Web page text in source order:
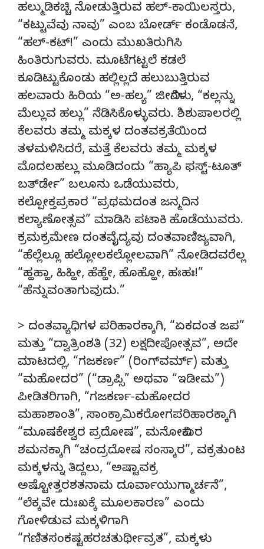
ಹಲ್ಮುಡಿಕಚ್ಚಿ ನೋಡುತ್ತಿರುವ ಹಲ್-ಕಾಯಿಲಸ್ತರು,
“ಕಟ್ಟುವೆವು ನಾವು” ಎಂಬ ಬೋರ್ಡ್ ಕಂಡೊಡನೆ,
“ಹಲ್-ಕಟ್!” ಎಂದು ಮುಖತಿರುಗಿಸಿ
ಹಿಂತಿರುಗುವರು. ಮೂಟೆಗಟ್ಟಲೆ ಕಡಲೆ
ಕೂಡಿಟ್ಟುಕೊಂಡು ಹಲ್ಲಿಲ್ಲದೆ ಹಲುಬುತ್ತಿರುವ
ಹಲವಾರು ಹಿರಿಯ “ಅ-ಹಲ್ಯ” ಜೀವಿಗಳು, “ಕಲ್ಲನ್ನು
ಮೆಲ್ಲುವ ಹಲ್ಲು” ನೆಡಿಸಿಕೊಳ್ಳುವರು. ಶಿಶುಪಾಲರಲ್ಲಿ
ಕೆಲವರು ತಮ್ಮ ಮಕ್ಕಳ ದಂತವಕ್ರತೆಯಿಂದ
ತಳಮಳಿಸಿದರೆ, ಮತ್ತೆ ಕೆಲವರು ತಮ್ಮ ಮಕ್ಕಳ
ಮೊದಲಹಲ್ಲು ಮೂಡಿದಂದು “ಹ್ಯಾಪಿ ಫಸ್ಟ್-ಟೂತ್
ಬರ್ತ್‍ಡೇ” ಬಲೂನು ಒಡೆಯುವರು,
ಕಲ್ಪೋಕ್ತಪ್ರಕಾರ “ಪ್ರಥಮದಂತ ಜನ್ಮದಿನ
ಕಲ್ಯಾಣೋತ್ಸವ” ಮಾಡಿಸಿ ಪಟಾಕಿ ಹೊಡೆಯುವರು.
ಕ್ರಮಕ್ರಮೇಣ ದಂತವೈದ್ಯವು ದಂತವಾಣಿಜ್ಯವಾಗಿ,
“ಹೆಲ್ಲೆಲ್ಲೂ ಹಲ್ಲೋಲಕಲ್ಲೋಲವಾಗಿ” ನೋಡಿದವರೆಲ್ಲ
“ಹ್ಹಹ್ಹಾ, ಹಿಹ್ಹೀ, ಹೆಹ್ಹೇ, ಹೊಹ್ಹೋ, ಹಃಹಃ!”
“ಹೆನ್ನುವಂತಾಗುವುದು.”
> ದಂತವ್ಯಾಧಿಗಳ ಪರಿಹಾರಕ್ಕಾಗಿ, “ಏಕದಂತ ಜಪ”
ಮತ್ತು “ದ್ವಾತ್ರಿಂಶತಿ (32) ಲಕ್ಷದೀಪೋತ್ಸವ”, ಅದೇ
ಮಾಟದಲ್ಲಿ, “ಗಜಕರ್ಣ” (ರಿಂಗ್‍ವರ್ಮ್) ಮತ್ತು
“ಮಹೋದರ” (“ಡ್ರಾಪ್ಸಿ” ಅಥವಾ “ಇಡೀಮ”)
ಪೀಡಿತರಿಗಾಗಿ, “ಗಜಕರ್ಣ-ಮಹೋದರ
ಮಹಾಶಾಂತಿ”, ಸಾಂಕ್ರಾಮಿಕರೋಗಪರಿಹಾರಕ್ಕಾಗಿ
“ಮೂಷಕೇಶ್ವರ ಪ್ರದೋಷ”, ಮನೋವಿಕಾರ
ಶಮನಕ್ಕಾಗಿ “ಚಂದ್ರದೋಷ ಸಂಸ್ಕಾರ”, ವಕ್ರತುಂಟ
ಮಕ್ಕಳನ್ನು ತಿದ್ದಲು, “ಅಷ್ಟಾವಕ್ರ
ಅಷ್ಟೋತ್ತರಶತನಾಮ ದೂರ್ವಾಯುಗ್ಮಾರ್ಚನೆ”,
“ಲೆಕ್ಕವೇ ದುಃಖಕ್ಕೆ ಮೂಲಕಾರಣ” ಎಂದು
ಗೋಳಿಡುವ ಮಕ್ಕಳಿಗಾಗಿ
“ಗಣಿತಸಂಕಷ್ಟಹರಚತುರ್ಥೀವ್ರತ”, ಮಕ್ಕಳು